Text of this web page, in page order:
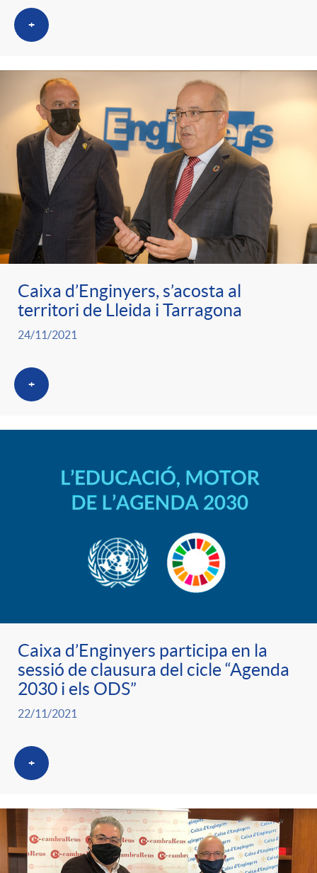
+
Caixa d’Enginyers, s’acosta al
territori de Lleida i Tarragona
24/11/2021
+
Caixa d’Enginyers participa en la
sessió de clausura del cicle “Agenda
2030 i els ODS”
22/11/2021
+